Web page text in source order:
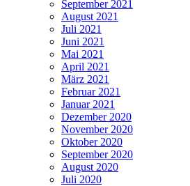
September 2021
August 2021
Juli 2021
Juni 2021
Mai 2021
April 2021
März 2021
Februar 2021
Januar 2021
Dezember 2020
November 2020
Oktober 2020
September 2020
August 2020
Juli 2020